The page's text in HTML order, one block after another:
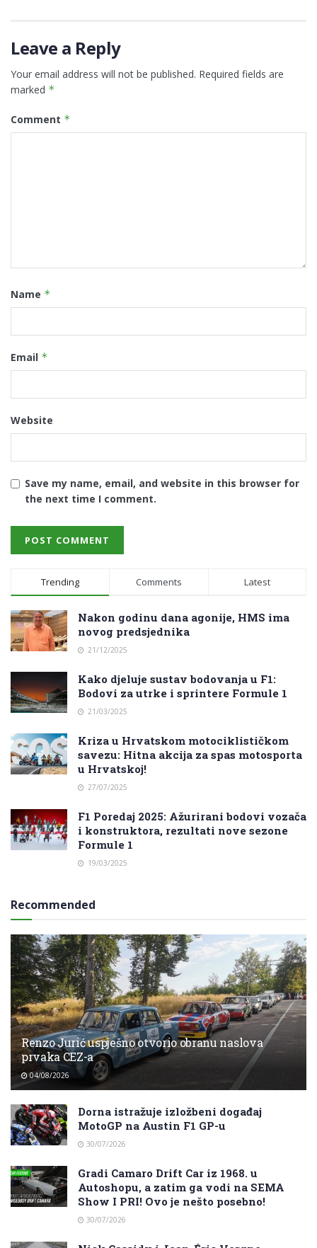
Leave a Reply
Your email address will not be published. Required fields are
marked *
Comment *
Name *
Email *
Website
Save my name, email, and website in this browser for
the next time I comment.
Trending Comments Latest
Nakon godinu dana agonije, HMS ima
novog predsjednika
21/12/2025
Kako djeluje sustav bodovanja u F1:
Bodovi za utrke i sprintere Formule 1
21/03/2025
Kriza u Hrvatskom motociklističkom
savezu: Hitna akcija za spas motosporta
u Hrvatskoj!
27/07/2025
F1 Poredaj 2025: Ažurirani bodovi vozača
i konstruktora, rezultati nove sezone
Formule 1
19/03/2025
Recommended
Renzo Jurić uspješno otvorio obranu naslova
prvaka CEZ-a
04/08/2026
Dorna istražuje izložbeni događaj
MotoGP na Austin F1 GP-u
30/07/2026
Gradi Camaro Drift Car iz 1968. u
Autoshopu, a zatim ga vodi na SEMA
Show I PRI! Ovo je nešto posebno!
30/07/2026